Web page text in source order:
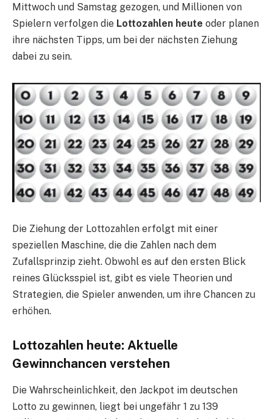
Mittwoch und Samstag gezogen, und Millionen von
Spielern verfolgen die Lottozahlen heute oder planen
ihre nächsten Tipps, um bei der nächsten Ziehung
dabei zu sein.
Die Ziehung der Lottozahlen erfolgt mit einer
speziellen Maschine, die die Zahlen nach dem
Zufallsprinzip zieht. Obwohl es auf den ersten Blick
reines Glücksspiel ist, gibt es viele Theorien und
Strategien, die Spieler anwenden, um ihre Chancen zu
erhöhen.
Lottozahlen heute: Aktuelle
Gewinnchancen verstehen
Die Wahrscheinlichkeit, den Jackpot im deutschen
Lotto zu gewinnen, liegt bei ungefähr 1 zu 139